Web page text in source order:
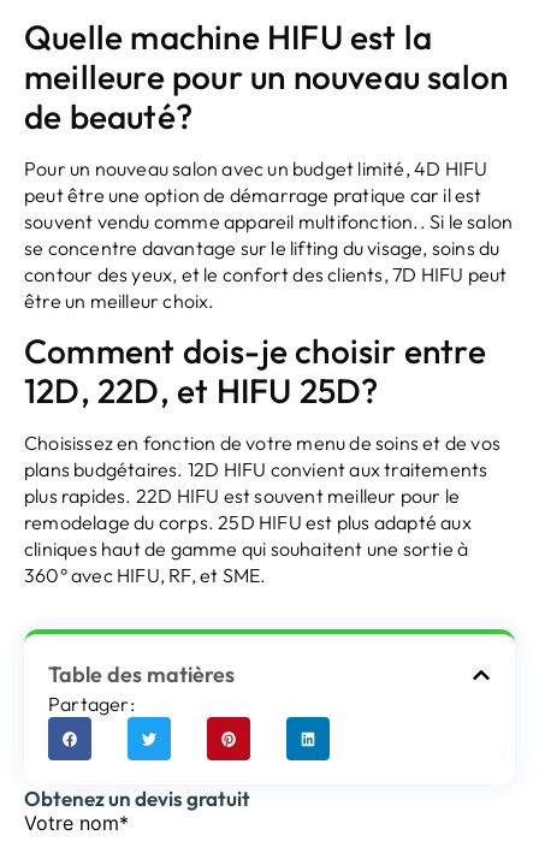
Quelle machine HIFU est la
meilleure pour un nouveau salon
de beauté?
Pour un nouveau salon avec un budget limité, 4D HIFU
peut être une option de démarrage pratique car il est
souvent vendu comme appareil multifonction.. Si le salon
se concentre davantage sur le lifting du visage, soins du
contour des yeux, et le confort des clients, 7D HIFU peut
être un meilleur choix.
Comment dois-je choisir entre
12D, 22D, et HIFU 25D?
Choisissez en fonction de votre menu de soins et de vos
plans budgétaires. 12D HIFU convient aux traitements
plus rapides. 22D HIFU est souvent meilleur pour le
remodelage du corps. 25D HIFU est plus adapté aux
cliniques haut de gamme qui souhaitent une sortie à
360° avec HIFU, RF, et SME.
Table des matières
Partager:
Obtenez un devis gratuit
Votre nom*